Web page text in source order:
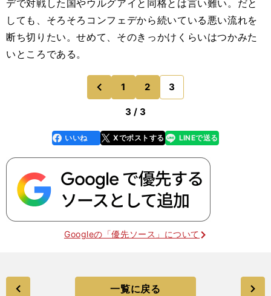
デで対戦した国やウルグアイと同格とは言い難い。だと
しても、そろそろコンフェデから続いている悪い流れを
断ち切りたい。せめて、そのきっかけくらいはつかみた
いところである。
前
のページへ
1 2 3
3 / 3
faceboo
k
いいね Xでポストする
line LINEで送る
Googleの「優先ソース」について
一覧に戻る